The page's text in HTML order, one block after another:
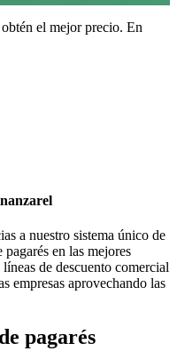
el mejor precio. En
a nuestro sistema único de
pagarés en las mejores
de descuento comercial
empresas aprovechando las
pagarés